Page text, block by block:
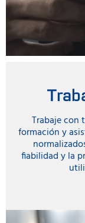
Trabaje con
formación y
fiabilidad y la